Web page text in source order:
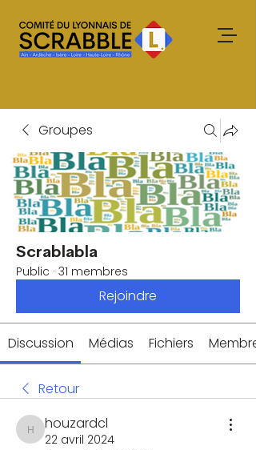
Groupes
Scrablabla
Public · 31 membres
Rejoindre
Discussion Médias Fichiers
Retour
houzardcl
houzardcl
22 avril 2024